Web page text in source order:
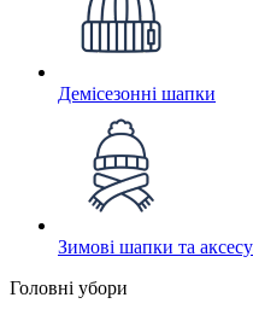
Демісезонні шапки
Зимові шапки та
Головні убори